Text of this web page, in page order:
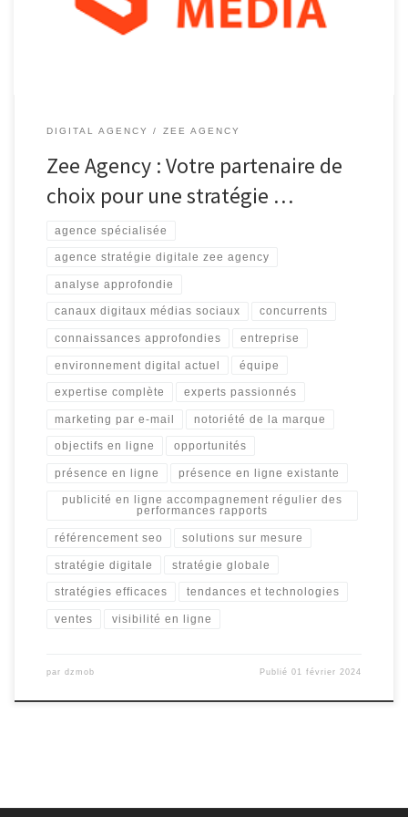
qu’agence spécialisée dans la stratégie digitale, Zee Agency offre
DIGITAL AGENCY ZEE AGENCY
Zee Agency : Votre partenaire de
choix pour une stratégie …
agence spécialisée
agence stratégie digitale zee agency
analyse approfondie
canaux digitaux médias sociaux concurrents
connaissances approfondies entreprise
environnement digital actuel équipe
expertise complète experts passionnés
marketing par e-mail notoriété de la marque
objectifs en ligne opportunités
présence en ligne présence en ligne existante
publicité en ligne accompagnement régulier des
performances rapports
référencement seo solutions sur mesure
stratégie digitale stratégie globale
stratégies efficaces tendances et technologies
ventes visibilité en ligne
par dzmob Publié01 février 2024